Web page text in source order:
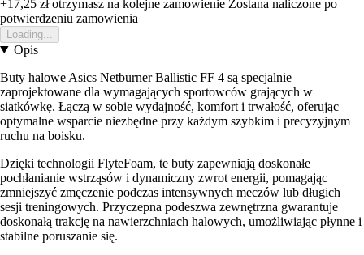
+17,25 złotrzymasz na kolejne zamowienie Zostana naliczone po
potwierdzeniu zamowienia
Loading...
Opis
Buty halowe Asics Netburner Ballistic FF 4 są specjalnie
zaprojektowane dla wymagających sportowców grających w
siatkówkę. Łączą w sobie wydajność, komfort i trwałość, oferując
optymalne wsparcie niezbędne przy każdym szybkim i precyzyjnym
ruchu na boisku.
Dzięki technologii FlyteFoam, te buty zapewniają doskonałe
pochłanianie wstrząsów i dynamiczny zwrot energii, pomagając
zmniejszyć zmęczenie podczas intensywnych meczów lub długich
sesji treningowych. Przyczepna podeszwa zewnętrzna gwarantuje
doskonałą trakcję na nawierzchniach halowych, umożliwiając płynne i
stabilne poruszanie się.